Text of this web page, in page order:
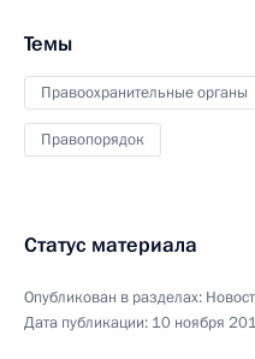
Темы
Правоохранительные органы
Правопорядок
Статус материала
Опубликован в разделах:
Дата публикации: 10 ноября